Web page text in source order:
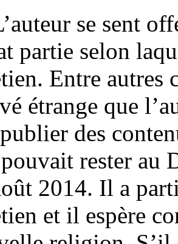
se sent
partie selon
Entre autres
étrange que
des
rester au
2014. Il a
et il espère